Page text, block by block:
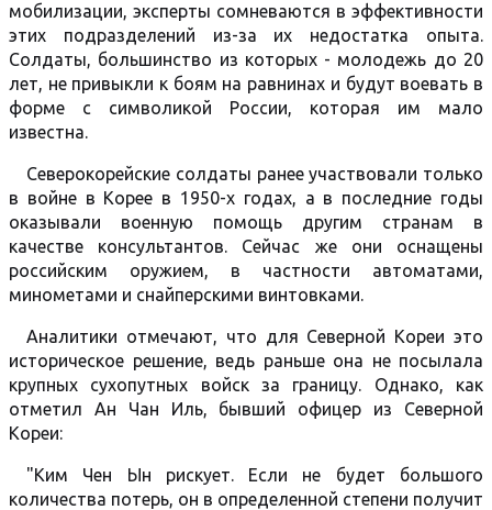
мобилизации, эксперты сомневаются в эффективности
этих подразделений из-за их недостатка опыта.
Солдаты, большинство из которых - молодежь до 20
лет, не привыкли к боям на равнинах и будут воевать в
форме с символикой России, которая им мало
известна.
Северокорейские солдаты ранее участвовали только
в войне в Корее в 1950-х годах, а в последние годы
оказывали военную помощь другим странам в
качестве консультантов. Сейчас же они оснащены
российским оружием, в частности автоматами,
минометами и снайперскими винтовками.
Аналитики отмечают, что для Северной Кореи это
историческое решение, ведь раньше она не посылала
крупных сухопутных войск за границу. Однако, как
отметил Ан Чан Иль, бывший офицер из Северной
Кореи:
"Ким Чен Ын рискует. Если не будет большого
количества потерь, он в определенной степени получит